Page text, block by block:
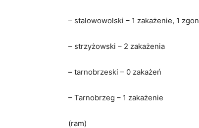
– stalowowolski – 1 zakażenie, 1 zgon
– strzyżowski – 2 zakażenia
– tarnobrzeski – 0 zakażeń
– Tarnobrzeg – 1 zakażenie
(ram)